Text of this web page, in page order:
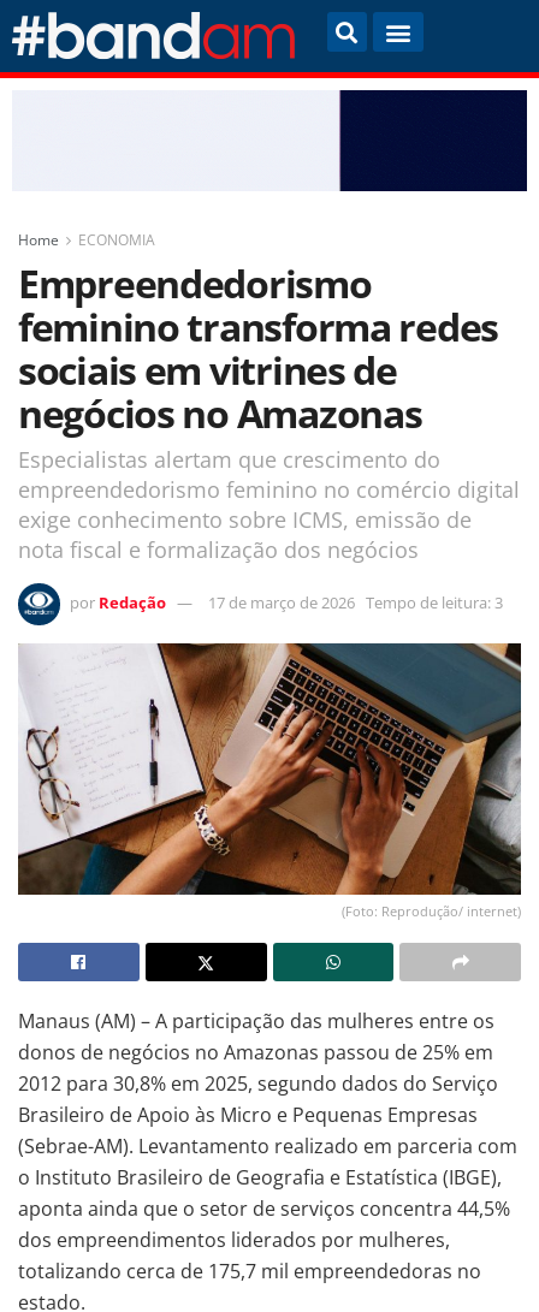
Home ECONOMIA
Empreendedorismo
feminino transforma redes
sociais em vitrines de
negócios no Amazonas
Especialistas alertam que crescimento do
empreendedorismo feminino no comércio digital
exige conhecimento sobre ICMS, emissão de
nota fiscal e formalização dos negócios
por Redação 17 de março de 2026 Tempo de leitura: 3
(Foto: Reprodução/ internet)
Manaus (AM) – A participação das mulheres entre os
donos de negócios no Amazonas passou de 25% em
2012 para 30,8% em 2025, segundo dados do Serviço
Brasileiro de Apoio às Micro e Pequenas Empresas
(Sebrae-AM). Levantamento realizado em parceria com
o Instituto Brasileiro de Geografia e Estatística (IBGE),
aponta ainda que o setor de serviços concentra 44,5%
dos empreendimentos liderados por mulheres,
totalizando cerca de 175,7 mil empreendedoras no
estado.